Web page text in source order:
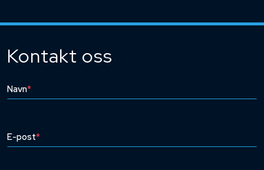
Kontakt oss
Navn*
E-post*